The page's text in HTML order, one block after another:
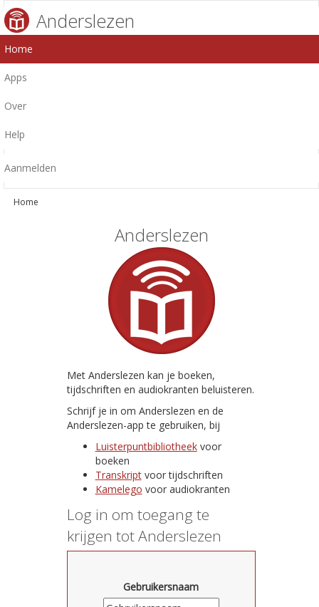
Anderslezen
Home
Apps
Over
Help
Aanmelden
Home
Anderslezen
Met Anderslezen kan je boeken,
tijdschriften en audiokranten beluisteren.
Schrijf je in om Anderslezen en de
Anderslezen-app te gebruiken, bij
Luisterpuntbibliotheekvoor
boeken
Transkriptvoor tijdschriften
Kamelego voor audiokranten
Log in om toegang te
krijgen tot Anderslezen
Gebruikersnaam